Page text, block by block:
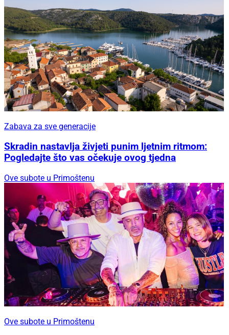
Zabava za sve generacije
Skradin nastavlja živjeti punim ljetnim ritmom:
Pogledajte što vas očekuje ovog tjedna
Ove subote u Primoštenu
Ove subote u Primoštenu